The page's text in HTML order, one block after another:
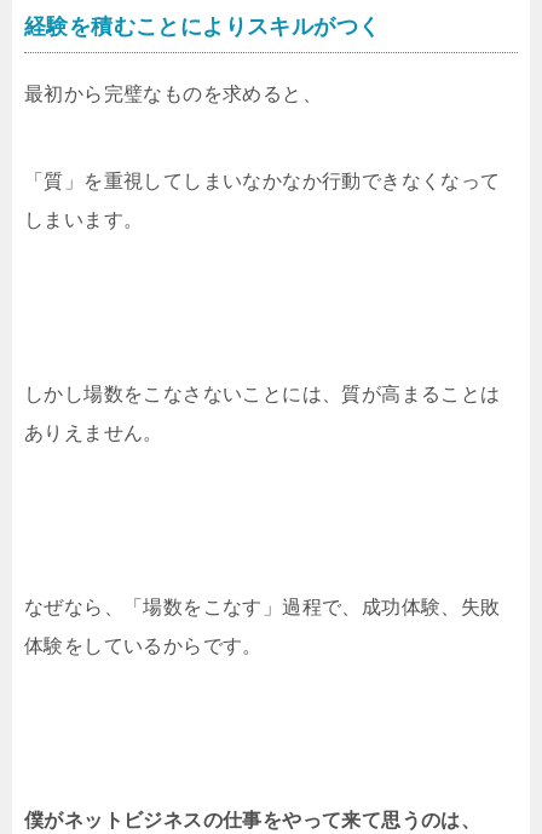
経験を積むことによりスキルがつく
最初から完璧なものを求めると、
「質」を重視してしまいなかなか行動できなくなって
しまいます。
しかし場数をこなさないことには、質が高まることは
ありえません。
なぜなら、「場数をこなす」過程で、成功体験、失敗
体験をしているからです。
僕がネットビジネスの仕事をやって来て思うのは、